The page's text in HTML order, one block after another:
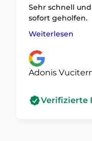
Sehr schnell
sofort geholfen.
Weiterlesen
Adonis
Verifizierte